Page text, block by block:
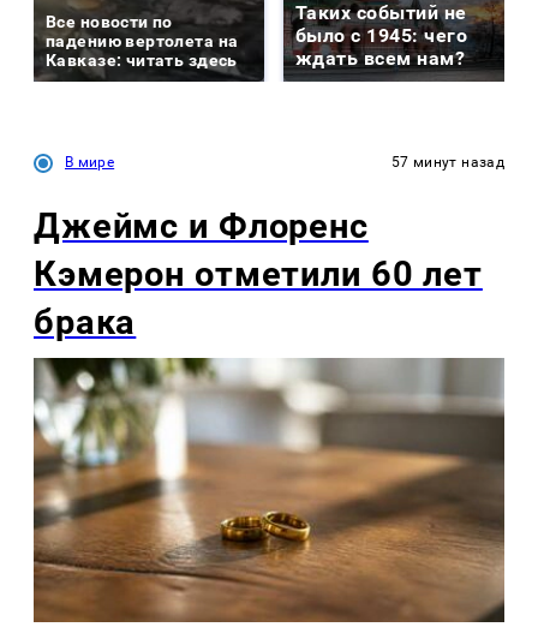
Все новости по
падению вертолета на
Кавказе: читать здесь
Таких событий не
было с 1945: чего
ждать всем нам?
В мире 57 минут назад
Джеймс и Флоренс
Кэмерон отметили 60 лет
брака